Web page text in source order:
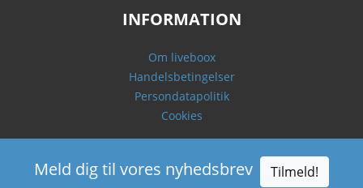
INFORMATION
Om liveboox
Handelsbetingelser
Persondatapolitik
Cookies
Meld dig til vores nyhedsbrev Tilmeld!